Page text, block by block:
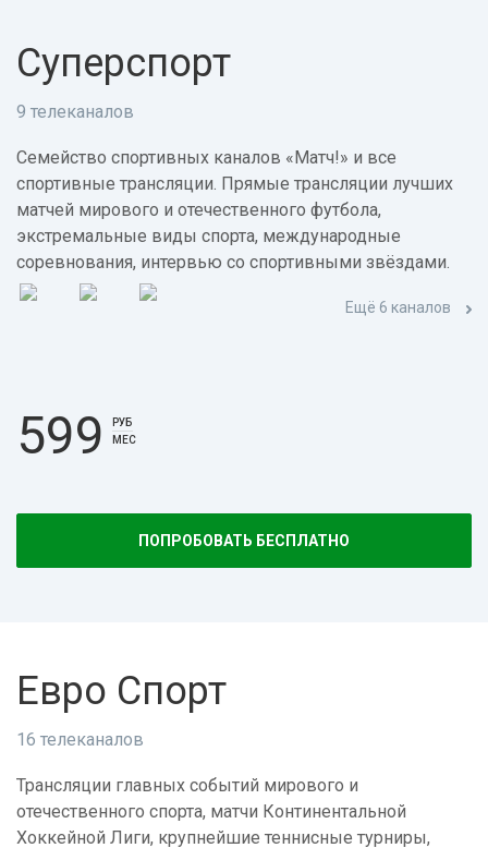
Суперспорт
9 телеканалов
Семейство спортивных каналов «Матч!» и все
спортивные трансляции. Прямые трансляции лучших
матчей мирового и отечественного футбола,
экстремальные виды спорта, международные
соревнования, интервью со спортивными звёздами.
Ещё 6 каналов
599
РУБ
МЕС
ПОПРОБОВАТЬ БЕСПЛАТНО
Евро Спорт
16 телеканалов
Трансляции главных событий мирового и
отечественного спорта, матчи Континентальной
Хоккейной Лиги, крупнейшие теннисные турниры,